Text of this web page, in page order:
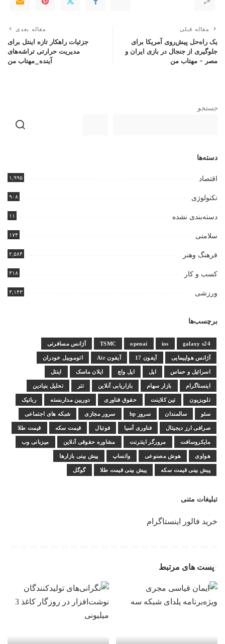
مقاله قبلی
یک راه‌حل پیش‌روی آمریکا برای
جلوگیری از جنجال در بازی ایران و
مصر – مهتاب من
مقاله بعدی
جزئیات راهکار تازه اینتل برای
مدیریت حرارتی تراشه‌های
آینده_مهتاب من
جستجو
دسته‌ها
اقتصاد ۱,۹۹۵
تکنولوژی ۹۰۸
دسته‌بندی نشده ۱۱
سلامتی ۱۷۴
فرهنگ وهنر ۲,۵۸۴
کسب و کار ۳۱۸
ورزشی ۳,۱۴۳
برچسب‌ها
galaxy s24
ios
openai
TSMC آژانس مسافرتی
آژانس هواپیمایی آیفون 17 آیفون Air اتوموبیل خودران
اسرائیل و حماس اپل اپل واچ ایلان ماسک اینتل
اینستاگرام بازار سهام بازاریابی آنلاین تتر تحلیل بنیادین
تلویزیون تین کلاینت حقوق فناوری دوربین مداربسته رباتیک
سئو سالمندان سرور hp سرور مجازی شبکه های اجتماعی
صرافی ارز دیجیتال فناوری آسیا فوتبال قیمت سکه قیمت طلا
مایکروسافت مرورگر اینترنت مشاوره حقوقی آنلاین میزبانی وب
هواوی هوش مصنوعی واتساپ پیش بینی بازارها
پیش بینی قیمت سکه پیش بینی قیمت طلا گوگل
تبلیغات متنی
خرید فالور اینستاگرام
پست های مرتبط